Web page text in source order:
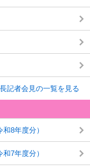
記者会見の一覧を見る
8年度分）
7年度分）